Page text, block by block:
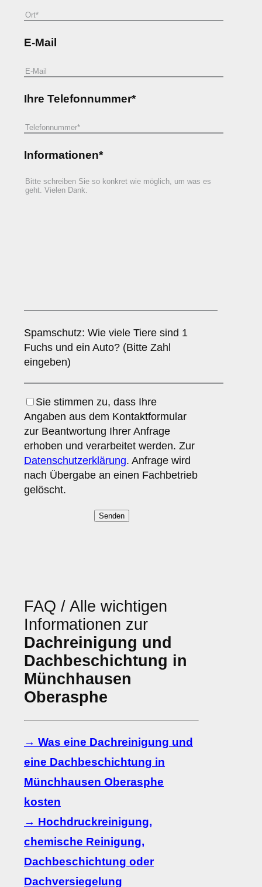
E-Mail
Ihre Telefonnummer*
Informationen*
Spamschutz: Wie viele Tiere sind 1
Fuchs und ein Auto? (Bitte Zahl
eingeben)
Sie stimmen zu, dass Ihre
Angaben aus dem Kontaktformular
zur Beantwortung Ihrer Anfrage
erhoben und verarbeitet werden. Zur
Datenschutzerklärung. Anfrage wird
nach Übergabe an einen Fachbetrieb
gelöscht.
FAQ / Alle wichtigen
Informationen zur
Dachreinigung und
Dachbeschichtung in
Münchhausen
Oberasphe
→ Was eine Dachreinigung und
eine Dachbeschichtung in
Münchhausen Oberasphe
kosten
→ Hochdruckreinigung,
chemische Reinigung,
Dachbeschichtung oder
Dachversiegelung